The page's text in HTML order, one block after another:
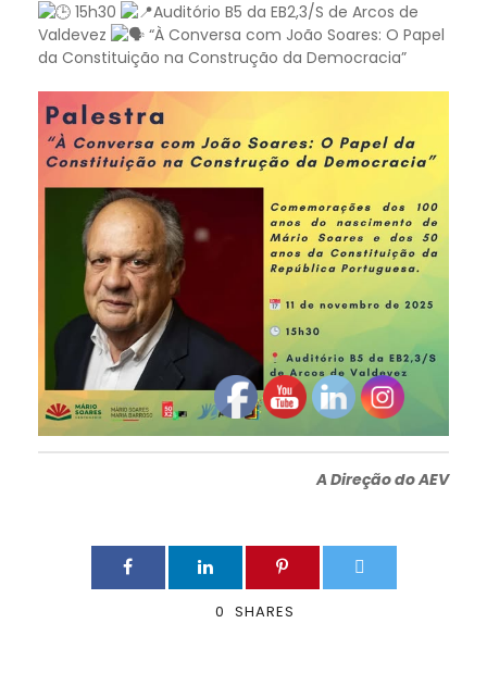
15h30
Auditório B5 da EB2,3/S de Arcos de
Valdevez
“À Conversa com João Soares: O Papel
da Constituição na Construção da Democracia”
A Direção do AEV
0 SHARES